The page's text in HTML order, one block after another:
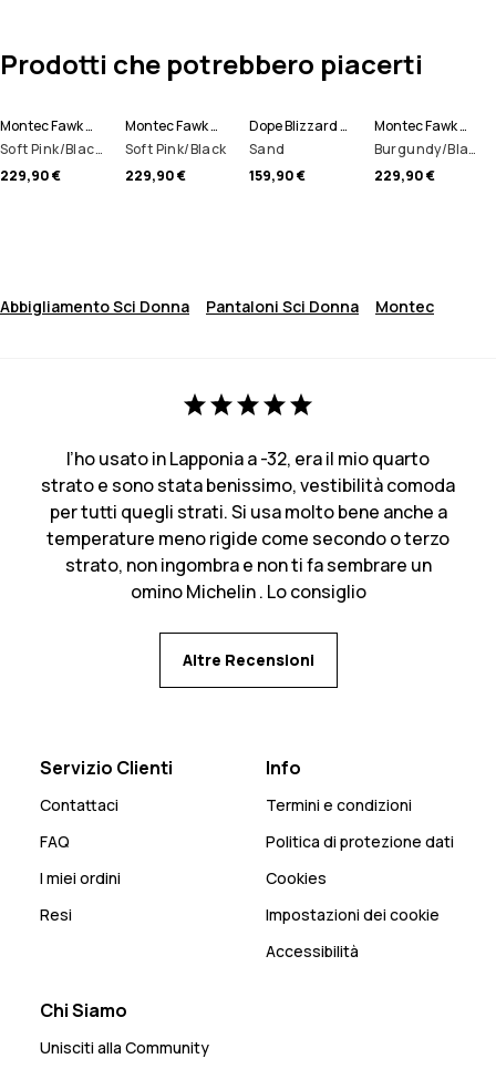
Prodotti che potrebbero piacerti
Montec Fawk W Pantaloni Sci Donna
Soft Pink/Black/Metal Blue
229,90 €
Montec Fawk W Pantaloni Sci Donna
Soft Pink/Black
229,90 €
Dope Blizzard W 2024 Pantaloni Snowboard Donna
Sand
159,90 €
Montec Fawk W Pantaloni Sci Donna
Burgundy/Black
229,90 €
Abbigliamento Sci Donna Pantaloni Sci Donna Montec
l’ho usato in Lapponia a -32, era il mio quarto
strato e sono stata benissimo, vestibilità comoda
per tutti quegli strati. Si usa molto bene anche a
temperature meno rigide come secondo o terzo
strato, non ingombra e non ti fa sembrare un
omino Michelin . Lo consiglio
Altre Recensioni
Servizio Clienti
Contattaci
FAQ
I miei ordini
Resi
Info
Termini e condizioni
Politica di protezione dati
Cookies
Impostazioni dei cookie
Accessibilità
Chi Siamo
Unisciti alla Community